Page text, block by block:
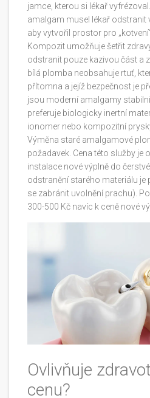
jamce, kterou si lékař
amalgam musel lékař odstranit
aby vytvořil prostor pro
Kompozit umožňuje šetřit
odstranit pouze kazivou část a
bílá plomba neobsahuje rtuť,
přítomna a jejíž bezpečnost je
jsou moderní amalgamy
preferuje biologicky inertní
ionomer nebo kompozitní
Výměna staré amalgamové
požadavek. Cena této služby je
instalace nové výplně do
odstranění starého materiálu je
se zabránit uvolnění prachu).
300-500 Kč navíc k ceně nové
Ovlivňuje
cenu?